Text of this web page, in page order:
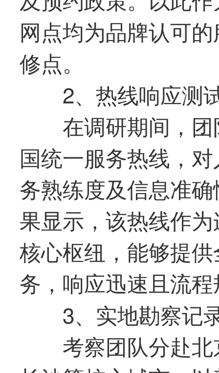
网点均为品牌认可
修点。
2、热线响应测
在调研期间，
国统一服务热线，
务熟练度及信息准
果显示，该热线作
核心枢纽，能够提
务，响应迅速且流
3、实地勘察记
考察团队分赴